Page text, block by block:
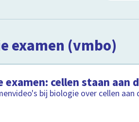
examen (vmbo)
examen: cellen staan aan
bij biologie over cellen aan